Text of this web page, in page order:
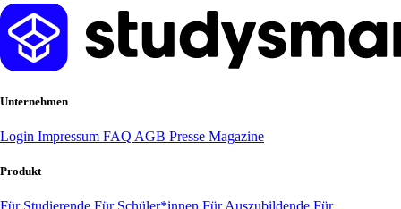
Unternehmen
Login Impressum FAQ AGB Presse Magazine
Produkt